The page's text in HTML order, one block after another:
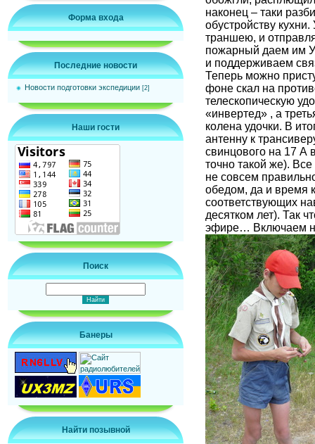
Форма входа
Последние новости
Новости подготовки экспедиции [2]
Наши гости
Поиск
Банеры
Найти позывной
наконец – таки
обустройству
траншею, и
пожарный даем им
и поддерживаем
Теперь можно
фоне скал на
телескопическую
«инвертед» , а
колена удочки. В
антенну к
свинцового на 17 А
точно такой же).
не совсем
обедом, да и время
соответствующих
десятком лет). Так
эфире… Включаем